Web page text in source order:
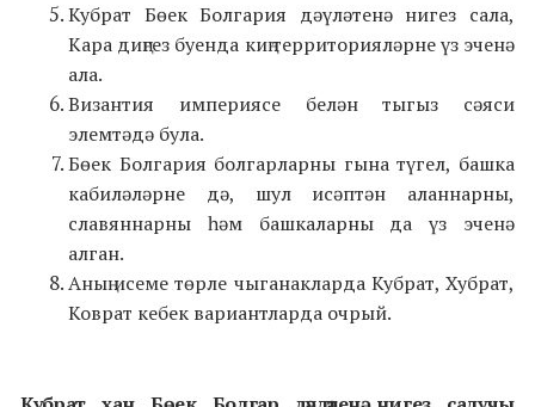
Кубрат Бөек Болгария дәүләтенә нигез сала,
Кара диңгез буенда киң территорияләрне үз эченә
ала.
Византия империясе белән тыгыз сәяси
элемтәдә була.
Бөек Болгария болгарларны гына түгел, башка
кабиләләрне дә, шул исәптән аланнарны,
славяннарны һәм башкаларны да үз эченә
алган.
Аның исеме төрле чыганакларда Кубрат, Хубрат,
Коврат кебек вариантларда очрый.